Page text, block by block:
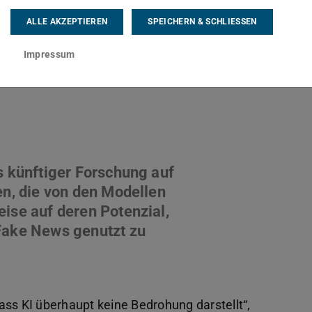
Fertigkeit, relativ einfachen
Von dem, was Menschen können, seien
von TU-Informatikprofessorin Iryna
künftiger Forschung auf
die von den Modellen
auf deren Potenzial,
News genutzt zu
KI überhaupt keine Bedrohung darstellt“,
ALLE AKZEPTIEREN SPEICHERN & SCHLIESSEN
Impressum